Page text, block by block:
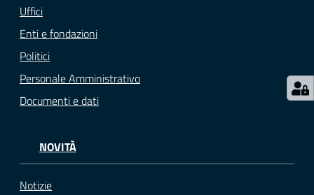
o
Tutti
gli
argomenti...
Seguici
su
Uffici
Enti e fondazioni
Politici
Personale Amministrativo
Documenti e dati
NOVITÀ
Notizie